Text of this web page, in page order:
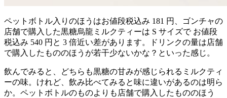
ペットボトル入りのほうはお値段税込み 181 円、ゴンチャの
店舗で購入した黒糖烏龍ミルクティーは S サイズで お値段
税込み 540 円と 3 倍近い差があります。ドリンクの量は店舗
で購入したもののほうが若干少ないかな？といった感じ。
飲んでみると、どちらも黒糖の甘みが感じられるミルクティ
ーの味。けれど、飲み比べてみると味に違いがあるのは明ら
か。ペットボトルのものよりも店舗で購入したもののほう